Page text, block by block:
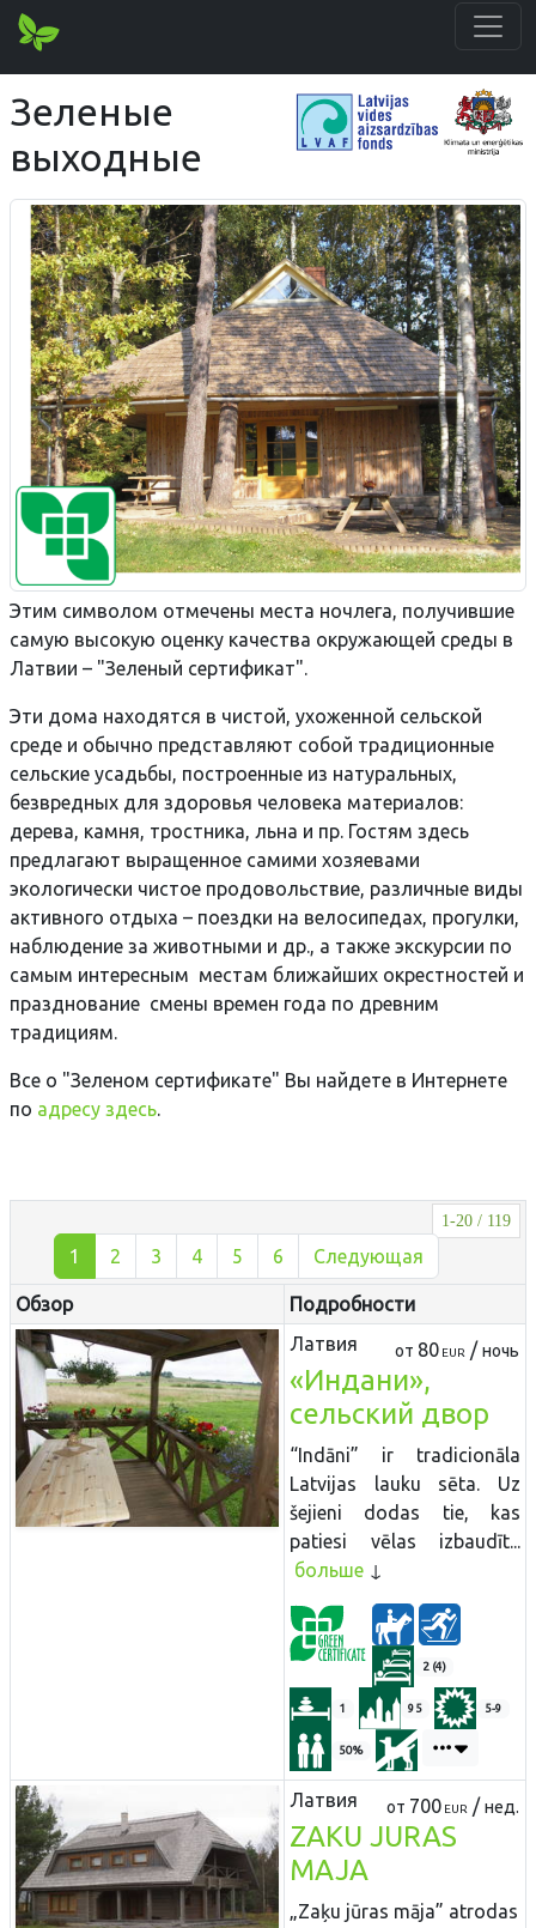
Зеленые
выходные
Этим символом отмечены места ночлега, получившие
самую высокую оценку качества окружающей среды в
Латвии – "Зеленый сертификат".
Эти дома находятся в чистой, ухоженной сельской
среде и обычно представляют собой традиционные
сельские усадьбы, построенные из натуральных,
безвредных для здоровья человека материалов:
дерева, камня, тростника, льна и пр. Гостям здесь
предлагают выращенное самими хозяевами
экологически чистое продовольствие, различные виды
активного отдыха – поездки на велосипедах, прогулки,
наблюдение за животными и др., а также экскурсии по
самым интересным местам ближайших окрестностей и
празднование смены времен года по древним
традициям.
Все о "Зеленом сертификате" Вы найдете в Интернете
по адресу здесь.
1-20 / 119
1 2 3 4 5 6 Следующая
Обзор
Подробности
Латвия
от 80 EUR / ночь
«Индани»,
сельский двор
“Indāni” ir tradicionāla
Latvijas lauku sēta. Uz
šejieni dodas tie, kas
patiesi vēlas izbaudīt...
больше
2 (4)
1 95 5-9
50%
Латвия от 700 EUR / нед.
ZAKU JURAS
MAJA
„Zaķu jūras māja” atrodas